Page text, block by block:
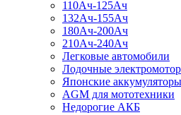
110Ач-125Ач
132Ач-155Ач
180Ач-200Ач
210Ач-240Ач
Легковые автомобили
Лодочные
Японские аккумуляторы
AGM для мототехники
Недорогие АКБ